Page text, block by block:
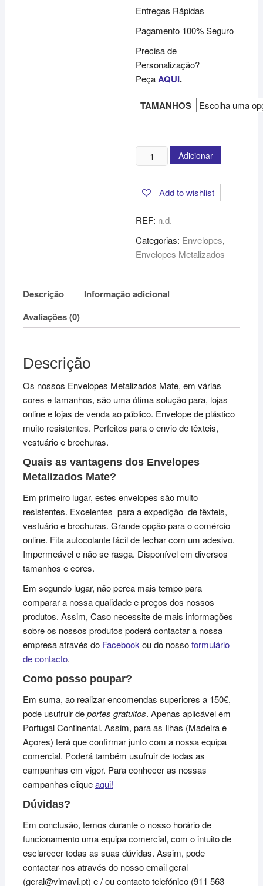
Entregas Rápidas
Pagamento 100% Seguro
Precisa de
Personalização?
Peça AQUI.
TAMANHOS
Quantidade
de
Metalizados
-
Ouro
Adicionar
Add to wishlist
REF: n.d.
Categorias: Envelopes,
Envelopes Metalizados
Descrição
Informação adicional
Avaliações (0)
Descrição
Os nossos Envelopes Metalizados Mate, em várias
cores e tamanhos, são uma ótima solução para, lojas
online e lojas de venda ao público. Envelope de plástico
muito resistentes. Perfeitos para o envio de têxteis,
vestuário e brochuras.
Quais as vantagens dos Envelopes
Metalizados Mate?
Em primeiro lugar, estes envelopes são muito
resistentes. Excelentes para a expedição de têxteis,
vestuário e brochuras. Grande opção para o comércio
online. Fita autocolante fácil de fechar com um adesivo.
Impermeável e não se rasga. Disponível em diversos
tamanhos e cores.
Em segundo lugar, não perca mais tempo para
comparar a nossa qualidade e preços dos nossos
produtos. Assim, Caso necessite de mais informações
sobre os nossos produtos poderá contactar a nossa
empresa através do Facebookou do nossoformulário
de contacto.
Como posso poupar?
Em suma, ao realizar encomendas superiores a 150€,
pode usufruir deportes gratuitos. Apenas aplicável em
Portugal Continental. Assim, para as Ilhas (Madeira e
Açores) terá que confirmar junto com a nossa equipa
comercial. Poderá também usufruir de todas as
campanhas em vigor. Para conhecer as nossas
campanhas cliqueaqui!
Dúvidas?
Em conclusão, temos durante o nosso horário de
funcionamento uma equipa comercial, com o intuito de
esclarecer todas as suas dúvidas. Assim, pode
contactar-nos através do nosso email geral
(geral@vimavi.pt) e / ou contacto telefónico (911 563